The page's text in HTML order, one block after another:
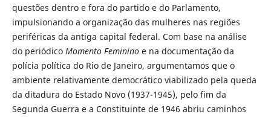
questões dentro e fora do partido e do Parlamento,
impulsionando a organização das mulheres nas regiões
periféricas da antiga capital federal. Com base na análise
do periódico Momento Femininoe na documentação da
polícia política do Rio de Janeiro, argumentamos que o
ambiente relativamente democrático viabilizado pela queda
da ditadura do Estado Novo (1937-1945), pelo fim da
Segunda Guerra e a Constituinte de 1946 abriu caminhos